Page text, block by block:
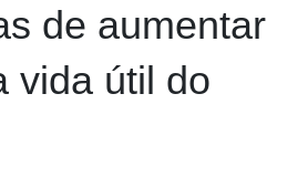
de aumentar
vida útil do